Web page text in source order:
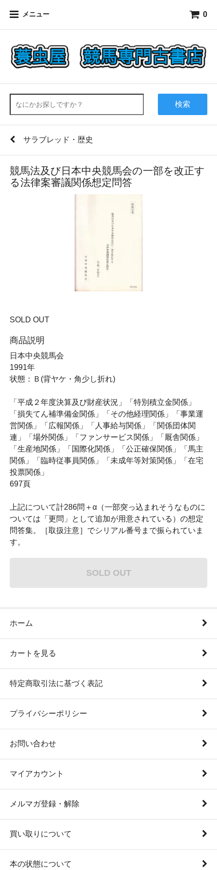
メニュー 0
検索
サラブレッド・歴史
競馬法及び日本中央競馬会の一部を改正す
る法律案審議関係想定問答
SOLD OUT
商品説明
日本中央競馬会
1991年
状態：Ｂ(背ヤケ・角少し折れ)
「平成２年度決算及び財産状況」「特別積立金関係」
「損失てん補準備金関係」「その他経理関係」「事業運
営関係」「広報関係」「人事給与関係」「関係団体関
連」「場外関係」「ファンサービス関係」「厩舎関係」
「生産地関係」「国際化関係」「公正確保関係」「馬主
関係」「臨時従事員関係」「未成年等対策関係」「在宅
投票関係」
697頁
上記について計286問＋α（一部突っ込まれそうなものに
ついては「更問」として追加が用意されている）の想定
問答集。［取扱注意］でシリアル番号まで振られていま
す。
SOLD OUT
ホーム
カートを見る
特定商取引法に基づく表記
プライバシーポリシー
お問い合わせ
マイアカウント
メルマガ登録・解除
買い取りについて
本の状態について